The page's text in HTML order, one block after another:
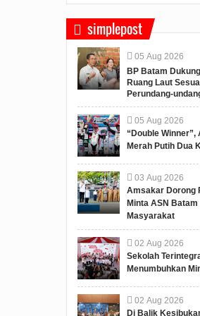
simplepost
05 Aug 2026
BP Batam
Ruang Laut
Perundang-
05 Aug 2026
“Double
Merah Putih Dua
03 Aug 2026
Amsakar Dorong
Minta ASN
Masyarakat
02 Aug 2026
Sekolah
Menumbuhkan
02 Aug 2026
Di Balik